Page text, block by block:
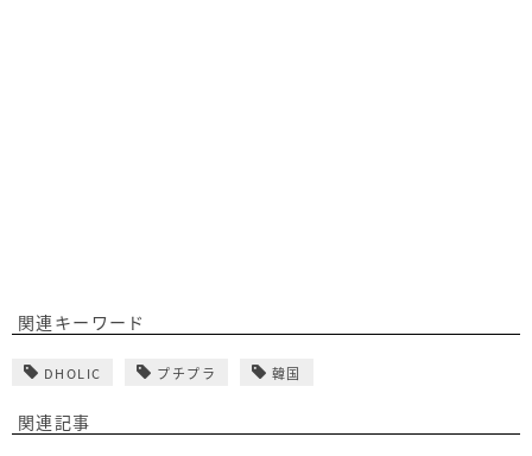
関連キーワード
DHOLIC プチプラ 韓国
関連記事